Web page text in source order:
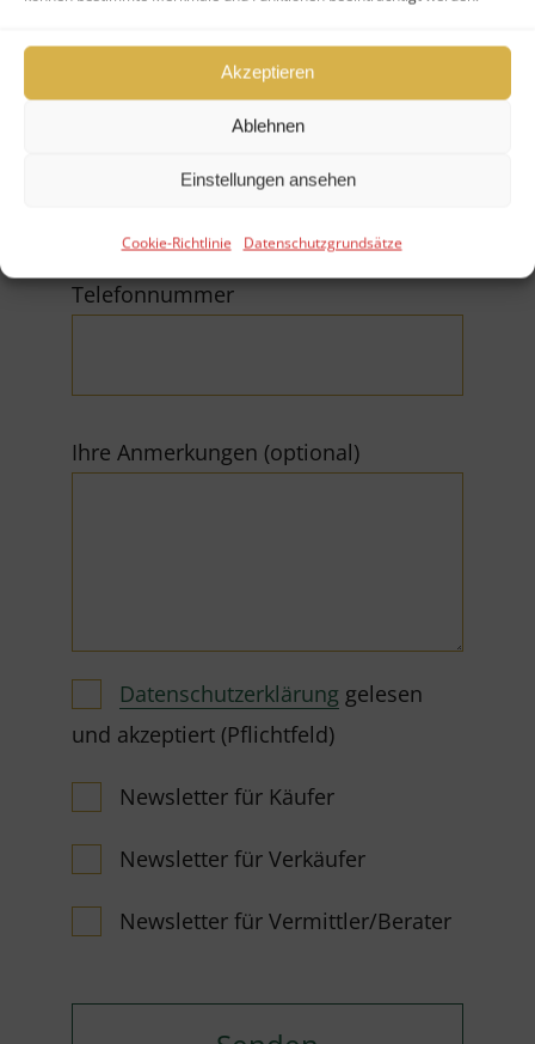
Akzeptieren
Ablehnen
Einstellungen ansehen
Cookie-Richtlinie Datenschutzgrundsätze
E-Mail (*Pflichtfeld)
Telefonnummer
Ihre Anmerkungen (optional)
Datenschutzerklärung gelesen
und akzeptiert (Pflichtfeld)
Newsletter für Käufer
Newsletter für Verkäufer
Newsletter für Vermittler/Berater